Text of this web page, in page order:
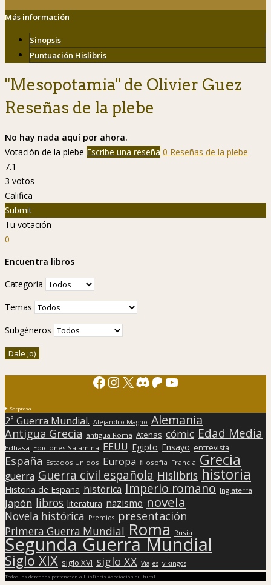
Más información
Sinopsis
Puntuación Hislibris
"Mesopotamia" de Olivier Guez
Reseñas de la plebe
No hay nada aquí por ahora.
Votación de la plebe Escribe una reseña 0 Reseñas de la plebe
7.1
3 votos
Califica
Submit
Tu votación
0
Encuentra libros
Categoría
Temas
Subgéneros
Facebook
Instagram
X Discord
Patreon
YouTube
Sorpresa
2ª Guerra Mundial. Alejandro Magno Alemania
Antigua Grecia antigua Roma Atenas cómic Edad Media
Edhasa Ediciones Salamina EEUU Egipto Ensayo entrevista
España Estados Unidos Europa filosofía Francia Grecia
guerra Guerra civil española Hislibris historia
Historia de España histórica Imperio romano Inglaterra
Japón libros literatura nazismo novela
Novela histórica Premios presentación
Primera Guerra Mundial Roma Rusia
Segunda Guerra Mundial
Siglo XIX siglo XVI siglo XX Viajes vikingos
Todos los derechos pertenecen a Hislibris Asociación cultural